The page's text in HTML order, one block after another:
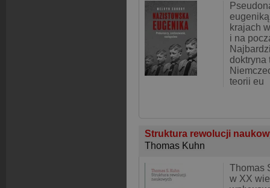
krajach
i na
doktryna
teorii eu
Struktura rewolucji
Thomas Kuhn
Thomas
w XX